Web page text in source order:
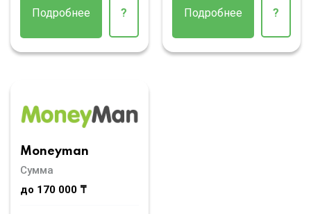
Подробнее ? Подробнее ?
Moneyman
Сумма
до 170 000 ₸